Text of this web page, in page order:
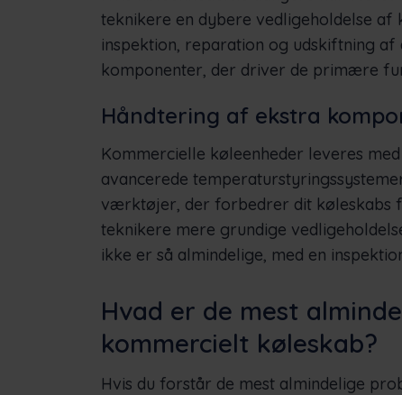
teknikere en dybere vedligeholdelse
inspektion, reparation og udskiftning
komponenter, der driver de primære
Håndtering af ekstra
Kommercielle køleenheder leveres
avancerede
værktøjer, der forbedrer dit køleskabs
teknikere mere grundige
ikke er så almindelige, med en
Hvad er de mest
kommercielt køleskab?
Hvis du forstår de mest almindelige